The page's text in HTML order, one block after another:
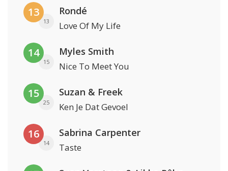
13
13
Rondé
Love Of My Life
14
15
Myles Smith
Nice To Meet You
15
25
Suzan & Freek
Ken Je Dat Gevoel
16
14
Sabrina Carpenter
Taste